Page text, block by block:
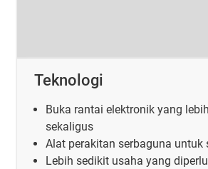
Teknologi
Buka rantai elektronik yang
sekaligus
Alat perakitan serbaguna untuk
Lebih sedikit usaha yang